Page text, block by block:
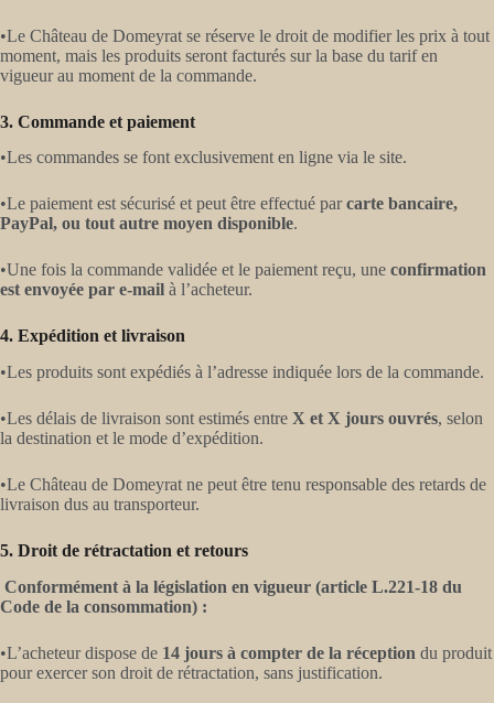
•Le Château de Domeyrat se réserve le droit de modifier les prix à tout
moment, mais les produits seront facturés sur la base du tarif en
vigueur au moment de la commande.
3. Commande et paiement
•Les commandes se font exclusivement en ligne via le site.
•Le paiement est sécurisé et peut être effectué parcarte bancaire,
PayPal, ou tout autre moyen disponible.
•Une fois la commande validée et le paiement reçu, une confirmation
est envoyée par e-mail à l’acheteur.
4. Expédition et livraison
•Les produits sont expédiés à l’adresse indiquée lors de la commande.
•Les délais de livraison sont estimés entre X et X jours ouvrés, selon
la destination et le mode d’expédition.
•Le Château de Domeyrat ne peut être tenu responsable des retards de
livraison dus au transporteur.
5. Droit de rétractation et retours
Conformément à la législation en vigueur (article L.221-18 du
Code de la consommation) :
•L’acheteur dispose de 14 jours à compter de la réception du produit
pour exercer son droit de rétractation, sans justification.